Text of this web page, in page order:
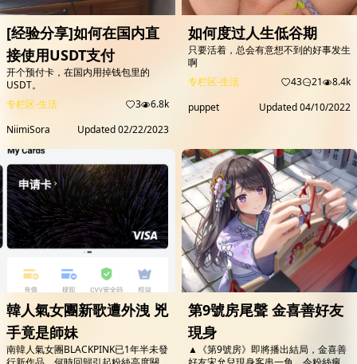
[经验分享]如何在国内直
接使用USDT支付
开个预付卡，在国内用掉钱包里的
USDT。
专栏区-生活
3
6.8k
NiimiSora
Updated02/22/2023
如何度过人生低谷期
只要活着，总会有意想不到的好事发生
啊
专栏区-生活
43 21
8.4k
puppet
Updated04/10/2022
韓人氣女團新歌遭外洩 兇
手竟是師妹
南韓人氣女團BLACKPINK已1年半未發
第9號房尾聲 金喜善好友
現身
▲《第9號房》即將播出結局，金喜善